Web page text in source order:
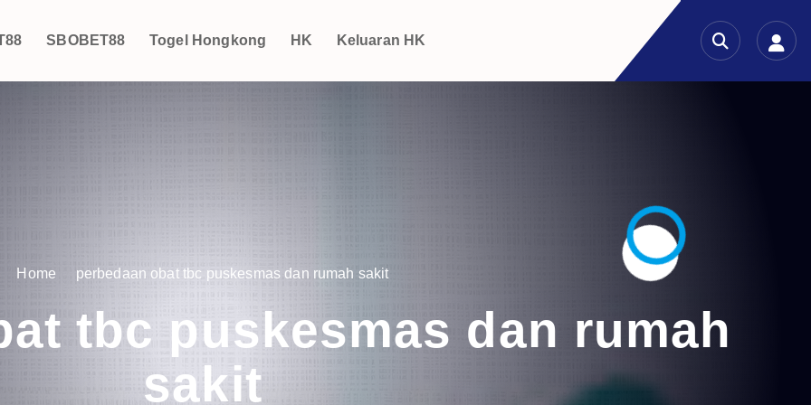
SBOBET88 Togel Hongkong HK Keluaran HK
Home perbedaan obat tbc puskesmas dan rumah sakit
tbc puskesmas dan rumah
sakit